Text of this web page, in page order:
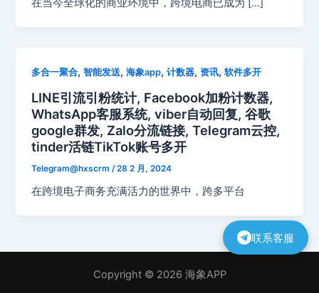
在当今全球化的商业环境中，跨境电商已成为 […]
多合一聚合,智能发送,海象app,计数器,资讯,软件多开
LINE引流引粉统计, Facebook加粉计数器,
WhatsApp客服系统, viber自动回复, 谷歌
google群发, Zalo分流链接, Telegram云控,
tinder活链TikTok账号多开
Telegram@hxscrm /28 2 月, 2024
在跨境电子商务充满活力的世界中，跨多平台
Copyright © 2026 海象APP
联系客服